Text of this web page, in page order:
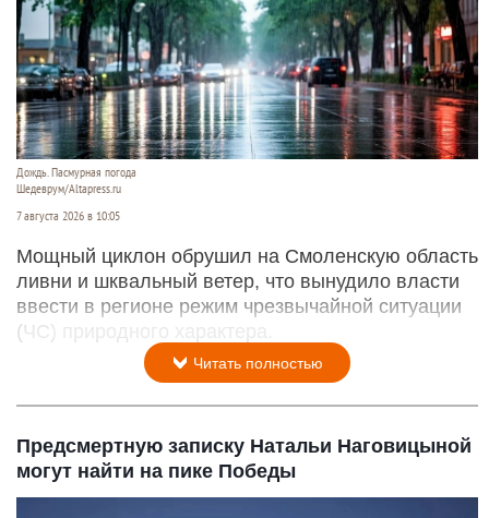
Дождь. Пасмурная погода
Шедеврум/Altapress.ru
7 августа 2026 в 10:05
Мощный циклон обрушил на Смоленскую область
ливни и шквальный ветер, что вынудило власти
ввести в регионе режим чрезвычайной ситуации
(ЧС) природного характера.
Читать полностью
Предсмертную записку Натальи Наговицыной
могут найти на пике Победы